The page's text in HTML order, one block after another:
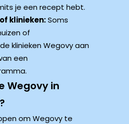
je een recept hebt.
klinieken:Soms
of
klinieken Wegovy aan
een
Wegovy in
om Wegovy te